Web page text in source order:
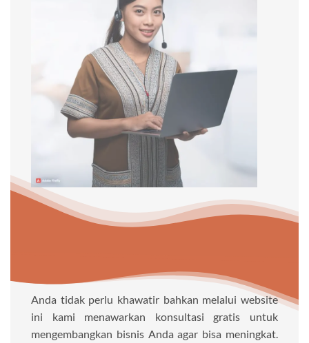
Anda tidak perlu khawatir bahkan melalui website
ini kami menawarkan konsultasi gratis untuk
mengembangkan bisnis Anda agar bisa meningkat.